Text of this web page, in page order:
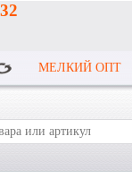
МЕЛКИЙ ОПТ